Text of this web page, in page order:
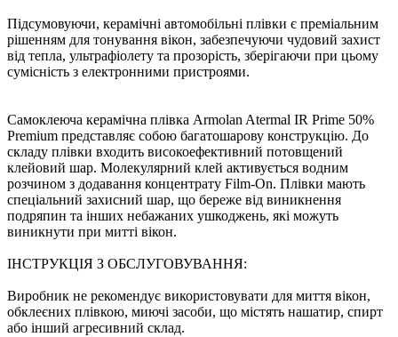
Підсумовуючи, керамічні автомобільні плівки є преміальним
рішенням для тонування вікон, забезпечуючи чудовий захист
від тепла, ультрафіолету та прозорість, зберігаючи при цьому
сумісність з електронними пристроями.
Самоклеюча керамічна плівка Armolan Atermal IR Prime 50%
Premium представляє собою багатошарову конструкцію. До
складу плівки входить високоефективний потовщений
клейовий шар. Молекулярний клей активується водним
розчином з додавання концентрату Film-On. Плівки мають
спеціальний захисний шар, що береже від виникнення
подряпин та інших небажаних ушкоджень, які можуть
виникнути при митті вікон.
ІНСТРУКЦІЯ З ОБСЛУГОВУВАННЯ:
Виробник не рекомендує використовувати для миття вікон,
обклеєних плівкою, миючі засоби, що містять нашатир, спирт
або інший агресивний склад.